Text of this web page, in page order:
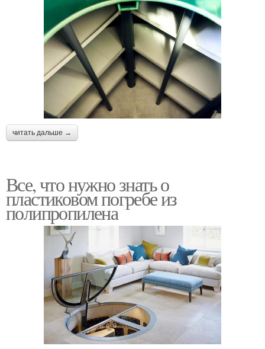
читать дальше →
Все, что нужно знать о
пластиковом погребе из
полипропилена